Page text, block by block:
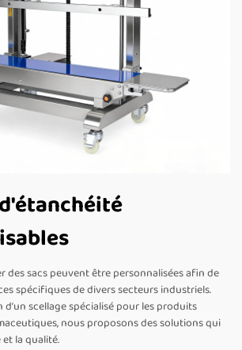
des sacs peuvent être personnalisées afin de
spécifiques de divers secteurs industriels.
scellage spécialisé pour les produits
nous proposons des solutions qui
la qualité.